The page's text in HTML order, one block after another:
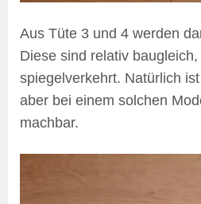
Aus Tüte 3 und 4 werden
Diese sind relativ
spiegelverkehrt. Natürlich
aber bei einem solchen
machbar.